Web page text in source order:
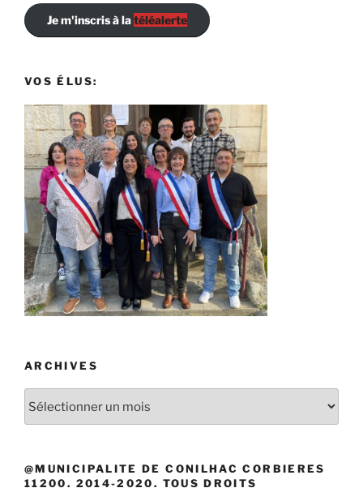
Je m'inscris à latéléalerte
VOS ÉLUS:
ARCHIVES
@MUNICIPALITE DE CONILHAC CORBIERES
11200. 2014-2020. TOUS DROITS